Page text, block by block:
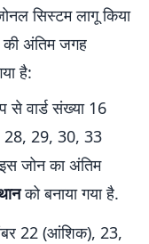
सिस्टम लागू किया
की अंतिम जगह
है:
वार्ड संख्या 16
29, 30, 33
जोन का अंतिम
को बनाया गया है.
22 (आंशिक), 23,